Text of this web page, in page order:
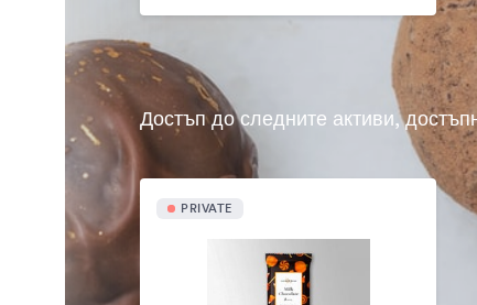
Достъп до следните активи,
PRIVATE